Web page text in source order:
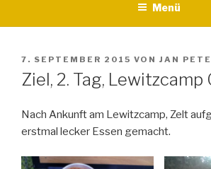
Menü
VERÖFFENTLICHT
AM
7. SEPTEMBER 2015 VON JAN
Ziel, 2. Tag, Lewitzcamp
Nach Ankunft am Lewitzcamp, Zelt
erstmal lecker Essen gemacht.